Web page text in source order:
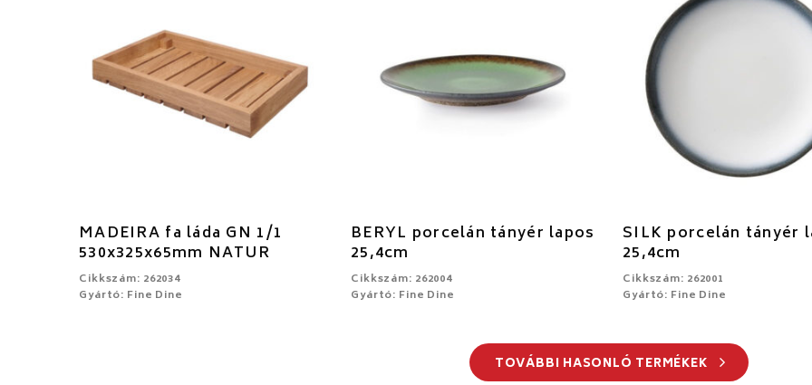
MADEIRA fa láda GN 1/1
530x325x65mm NATUR
Cikkszám: 262034
Gyártó: Fine Dine
BERYL porcelán tányér lapos
25,4cm
Cikkszám: 262004
Gyártó: Fine Dine
SILK porcelán tányér
25,4cm
Cikkszám: 262001
Gyártó: Fine Dine
TOVÁBBI HASONLÓ TERMÉKEK